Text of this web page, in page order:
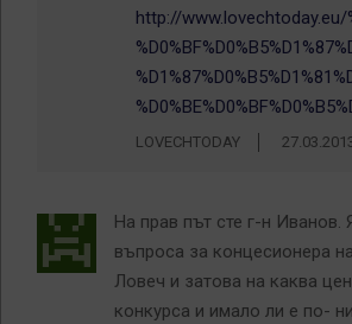
http://www.lovechtoday.eu/
LOVECHTODAY
На прав път сте г-н Иванов.
въпроса за концесионера
Ловеч и затова на каква
конкурса и имало ли е по-